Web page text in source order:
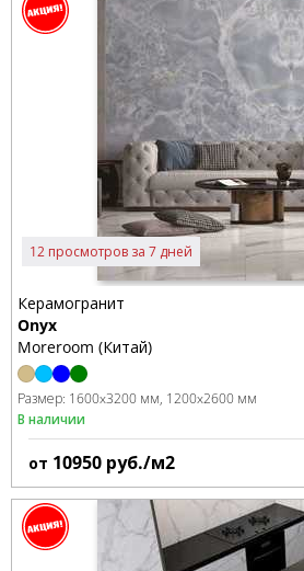
12 просмотров за 7 дней
Керамогранит
Onyx
Moreroom (Китай)
Размер: 1600x3200 мм 1200x2600 мм
В наличии
от 10950 руб./м2